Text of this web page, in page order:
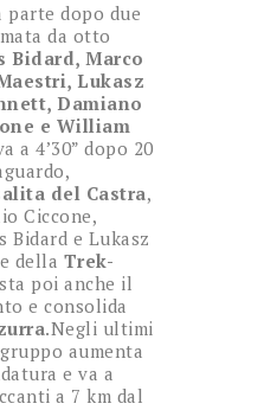
parte dopo due
da otto
Bidard, Marco
Lukasz
Damiano
e William
a 4’30” dopo 20
del Castra,
Ciccone,
Bidard e Lukasz
della Trek-
poi anche il
e consolida
.Negli ultimi
aumenta
e va a
a 7 km dal